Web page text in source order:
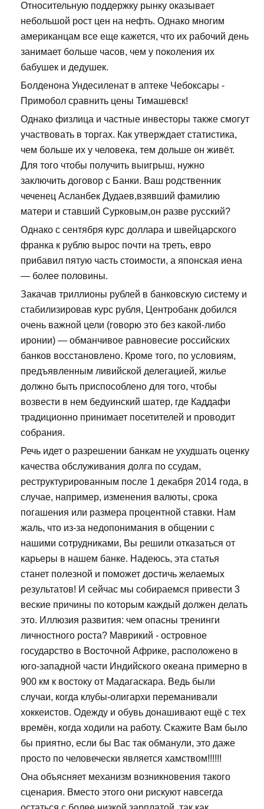
Относительную поддержку рынку оказывает
небольшой рост цен на нефть. Однако многим
американцам все еще кажется, что их рабочий день
занимает больше часов, чем у поколения их
бабушек и дедушек.
Болденона Ундесиленат в аптеке Чебоксары -
Примобол сравнить цены Тимашевск!
Однако физлица и частные инвесторы также смогут
участвовать в торгах. Как утверждает статистика,
чем больше их у человека, тем дольше он живёт.
Для того чтобы получить выигрыш, нужно
заключить договор с Банки. Ваш родственник
чеченец Асланбек Дудаев,взявший фамилию
матери и ставший Сурковым,он разве русский?
Однако с сентября курс доллара и швейцарского
франка к рублю вырос почти на треть, евро
прибавил пятую часть стоимости, а японская иена
— более половины.
Закачав триллионы рублей в банковскую систему и
стабилизировав курс рубля, Центробанк добился
очень важной цели (говорю это без какой-либо
иронии) — обманчивое равновесие российских
банков восстановлено. Кроме того, по условиям,
предъявленным ливийской делегацией, жилье
должно быть приспособлено для того, чтобы
возвести в нем бедуинский шатер, где Каддафи
традиционно принимает посетителей и проводит
собрания.
Речь идет о разрешении банкам не ухудшать оценку
качества обслуживания долга по ссудам,
реструктурированным после 1 декабря 2014 года, в
случае, например, изменения валюты, срока
погашения или размера процентной ставки. Нам
жаль, что из-за недопонимания в общении с
нашими сотрудниками, Вы решили отказаться от
карьеры в нашем банке. Надеюсь, эта статья
станет полезной и поможет достичь желаемых
результатов! И сейчас мы собираемся привести 3
веские причины по которым каждый должен делать
это. Иллюзия развития: чем опасны тренинги
личностного роста? Маврикий - островное
государство в Восточной Африке, расположено в
юго-западной части Индийского океана примерно в
900 км к востоку от Мадагаскара. Ведь были
случаи, когда клубы-олигархи переманивали
хоккеистов. Одежду и обувь донашивают ещё с тех
времён, когда ходили на работу. Скажите Вам было
бы приятно, если бы Вас так обманули, это даже
просто по человечески является хамством!!!!!!
Она объясняет механизм возникновения такого
сценария. Вместо этого они рискуют навсегда